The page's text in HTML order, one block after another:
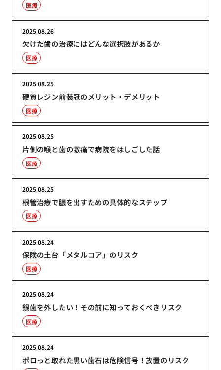
医療
欠けた歯の治療にはどんな選択肢があるか
2025.08.26
医療
硬質レジン前装冠のメリット・デメリット
2025.08.25
医療
片側の喉と歯の激痛で病院をはしごした話
2025.08.25
医療
根管治療で膿を出すための具体的なステップ
2025.08.25
医療
保険の土台「メタルコア」のリスク
2025.08.24
医療
銀歯を外したい！その前に知っておくべきリスク
2025.08.24
医療
ポロっと取れた黒い歯石は危険信号！放置のリスク
2025.08.24